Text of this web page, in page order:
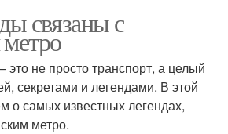
связаны с
не просто транспорт, а целый
секретами и легендами. В этой
о самых известных легендах,
метро.